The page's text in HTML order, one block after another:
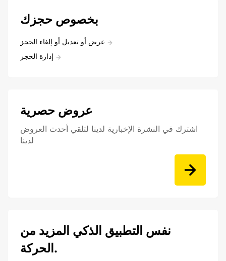
بخصوص حجزك
عرض أو تعديل أو إلغاء الحجز
إدارة الحجز
عروض حصرية
اشترك في النشرة الإخبارية لدينا لتلقي أحدث العروض
لدينا
نفس التطبيق الذكي المزيد من
الحركة.